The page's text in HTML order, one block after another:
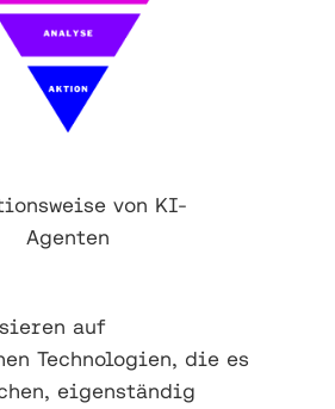
von KI-
Agenten
auf
Technologien, die es
eigenständig